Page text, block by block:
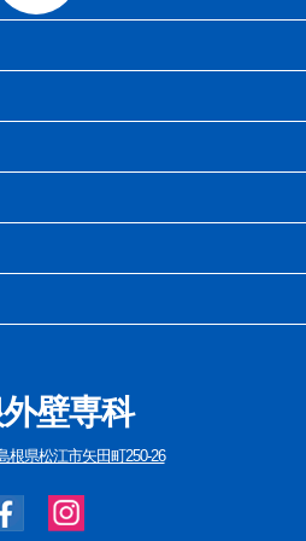
壁専科
根県松江市矢田町250-26